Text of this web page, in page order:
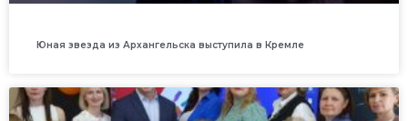
Юная звезда из Архангельска выступила в Кремле